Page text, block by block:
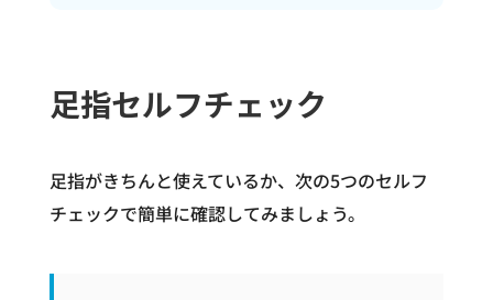
足指セルフチェック
足指がきちんと使えているか、次の5つのセルフ
チェックで簡単に確認してみましょう。